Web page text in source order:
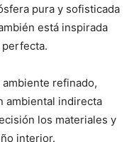
pura y sofisticada
está inspirada
refinado,
ambiental indirecta
los materiales y
interior.